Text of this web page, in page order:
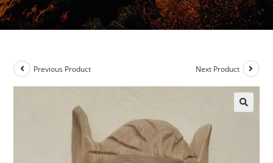
Previous Product Next Product